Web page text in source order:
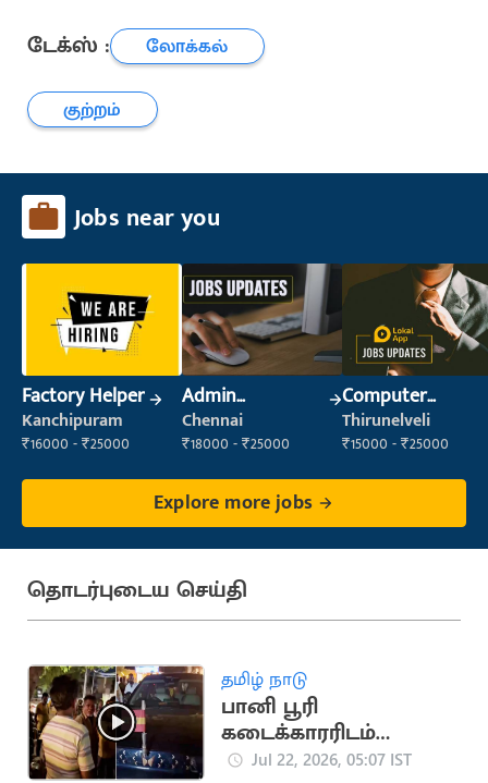
டேக்ஸ் :
லோக்கல்
குற்றம்
Jobs near you
Factory Helper
Kanchipuram
₹16000 - ₹25000
Admin
Supervisor
Chennai
₹18000 - ₹25000
Computer
Operator
Thirunelveli
₹15000 - ₹25000
Explore more jobs
தொடர்புடைய செய்தி
தமிழ் நாடு
பானி பூரி
கடைக்காரரிடம்
தகராறு செய்த 4
Jul 22, 2026, 05:07 IST